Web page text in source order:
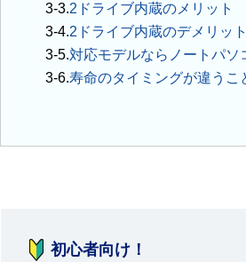
2ドライブ内蔵のメリット
2ドライブ内蔵のデメリット
対応モデルならノートパソ
寿命のタイミングが違うこ
初心者向け！